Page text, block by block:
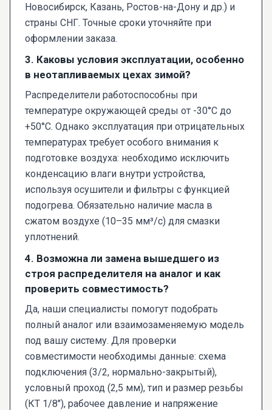
Новосибирск, Казань, Ростов-на-Дону и др.) и
страны СНГ. Точные сроки уточняйте при
оформлении заказа.
3. Каковы условия эксплуатации, особенно
в неотапливаемых цехах зимой?
Распределители работоспособны при
температуре окружающей среды от -30°C до
+50°C. Однако эксплуатация при отрицательных
температурах требует особого внимания к
подготовке воздуха: необходимо исключить
конденсацию влаги внутри устройства,
используя осушители и фильтры с функцией
подогрева. Обязательно наличие масла в
сжатом воздухе (10–35 мм³/с) для смазки
уплотнений.
4. Возможна ли замена вышедшего из
строя распределителя на аналог и как
проверить совместимость?
Да, наши специалисты помогут подобрать
полный аналог или взаимозаменяемую модель
под вашу систему. Для проверки
совместимости необходимы данные: схема
подключения (3/2, нормально-закрытый),
условный проход (2,5 мм), тип и размер резьбы
(КТ 1/8"), рабочее давление и напряжение